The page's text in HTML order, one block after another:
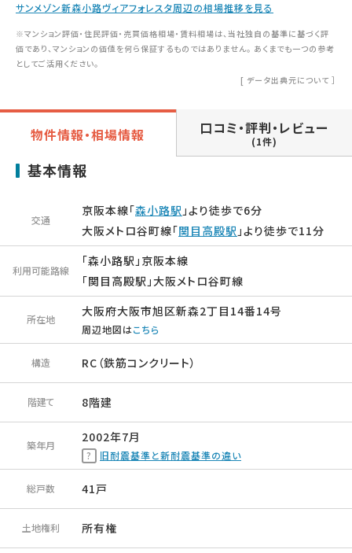
サンメゾン新森小路ヴィアフォレスタ周辺の相場推移を見る
※マンション評価・住民評価・売買価格相場・賃料相場は、当社独自の基準に基づく評
価であり、マンションの価値を何ら保証するものではありません。 あくまでも一つの参考
としてご活用ください。
[ データ出典元について ］
物件情報・相場情報 口コミ・評判・レビュー
(1件)
基本情報
交通
京阪本線「森小路駅」より徒歩で6分
大阪メトロ谷町線「関目高殿駅」より徒歩で11分
利用可能路線
「森小路駅」京阪本線
「関目高殿駅」大阪メトロ谷町線
所在地
大阪府大阪市旭区新森2丁目14番14号
周辺地図はこちら
構造 RC（鉄筋コンクリート）
階建て 8階建
築年月
2002年7月
旧耐震基準と新耐震基準の違い
総戸数 41戸
土地権利 所有権